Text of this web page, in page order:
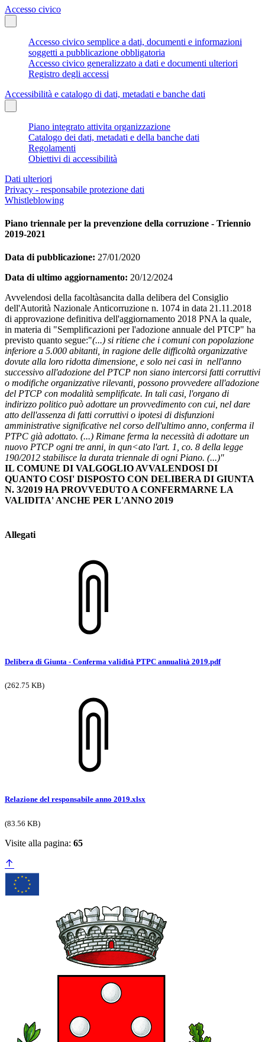
Accesso civico
Accesso civico semplice a dati, documenti e informazioni
soggetti a pubblicazione obbligatoria
Accesso civico generalizzato a dati e documenti ulteriori
Registro degli accessi
Accessibilità e catalogo di dati, metadati e banche dati
Piano integrato attivita organizzazione
Catalogo dei dati, metadati e della banche dati
Regolamenti
Obiettivi di accessibilità
Dati ulteriori
Privacy - responsabile protezione dati
Whistleblowing
Piano triennale per la prevenzione della corruzione - Triennio
2019-2021
Data di pubblicazione: 27/01/2020
Data di ultimo aggiornamento: 20/12/2024
Avvelendosi della facoltàsancita dalla delibera del Consiglio
dell'Autorità Nazionale Anticorruzione n. 1074 in data 21.11.2018
di approvazione definitiva dell'aggiornamento 2018 PNA la quale,
in materia di "Semplificazioni per l'adozione annuale del PTCP" ha
previsto quanto segue:"(...) si ritiene che i comuni con popolazione
inferiore a 5.000 abitanti, in ragione delle difficoltà organizzative
dovute alla loro ridotta dimensione, e solo nei casi in nell'anno
successivo all'adozione del PTCP non siano intercorsi fatti corruttivi
o modifiche organizzative rilevanti, possono provvedere all'adozione
del PTCP con modalità semplificate. In tali casi, l'organo di
indirizzo politico può adottare un provvedimento con cui, nel dare
atto dell'assenza di fatti corruttivi o ipotesi di disfunzioni
amministrative significative nel corso dell'ultimo anno, conferma il
PTPC già adottato. (...) Rimane ferma la necessità di adottare un
nuovo PTCP ogni tre anni, in qun<ato l'art. 1, co. 8 della legge
190/2012 stabilisce la durata triennale di ogni Piano. (...)"
IL COMUNE DI VALGOGLIO AVVALENDOSI DI
QUANTO COSI' DISPOSTO CON DELIBERA DI GIUNTA
N. 3/2019 HA PROVVEDUTO A CONFERMARNE LA
VALIDITA' ANCHE PER L'ANNO 2019
Allegati
Delibera di Giunta - Conferma validità PTPC annualità 2019.pdf
(262.75 KB)
Relazione del responsabile anno 2019.xlsx
(83.56 KB)
Visite alla pagina: 65